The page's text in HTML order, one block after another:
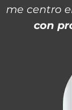
me centro
con